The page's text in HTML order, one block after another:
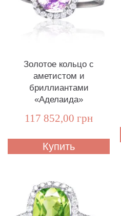
Золотое кольцо с
аметистом и
бриллиантами
«Аделаида»
117 852,00 грн
Купить